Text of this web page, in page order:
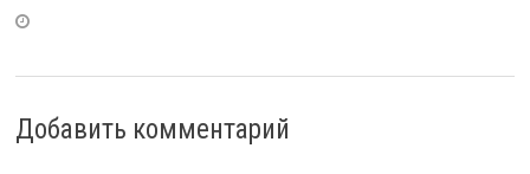
Добавить комментарий